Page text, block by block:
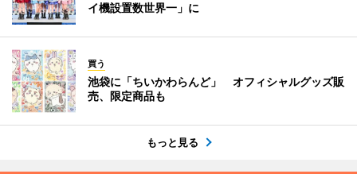
イ機設置数世界一」に
買う
池袋に「ちいかわらんど」 オフィシャルグッズ販
売、限定商品も
もっと見る